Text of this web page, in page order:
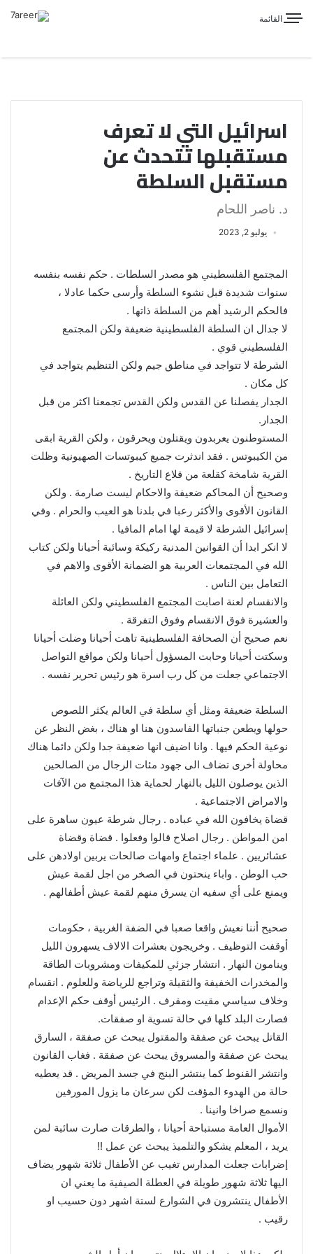
القائمة
اسرائيل التي لا تعرف
مستقبلها تتحدث عن
مستقبل السلطة
د. ناصر اللحام
يوليو 2, 2023
المجتمع الفلسطيني هو مصدر السلطات . حكم نفسه بنفسه
سنوات شديدة قبل نشوء السلطة وأرسى حكما عادلا ،
فالحكم الرشيد أهم من السلطة ذاتها .
لا جدال ان السلطة الفلسطينية ضعيفة ولكن المجتمع
الفلسطيني قوي .
الشرطة لا تتواجد في مناطق جيم ولكن التنظيم يتواجد في
كل مكان .
الجدار يفصلنا عن القدس ولكن القدس تجمعنا اكثر من قبل
الجدار.
المستوطنون يعربدون ويقتلون ويحرقون ، ولكن القرية ابقى
من الكيبوتس . فقد اندثرت جميع كيبوتسات الصهيونية وظلت
القرية شامخة كقلعة من قلاع التاريخ .
وصحيح أن المحاكم ضعيفة والاحكام ليست صارمة . ولكن
القانون الأقوى والأكثر رعبا في بلدنا هو العيب والحرام . وفي
إسرائيل الشرطة لا قيمة لها امام المافيا .
لا انكر ابدا أن القوانين المدنية ركيكة وسائبة أحيانا ولكن كتاب
الله في المجتمعات العربية هو الضمانة الأقوى والاهم في
التعامل بين الناس .
والانقسام لعنة اصابت المجتمع الفلسطيني ولكن العائلة
والعشيرة فوق الانقسام وفوق التفرقة .
نعم صحيح أن الصحافة الفلسطينية تاهت أحيانا وضلت أحيانا
وسكتت أحيانا وحابت المسؤول أحيانا ولكن مواقع التواصل
الاجتماعي جعلت من كل رب اسرة هو رئيس تحرير نفسه .
السلطة ضعيفة ومثل أي سلطة في العالم يكثر اللصوص
حولها ويطعن جنباتها الفاسدون هنا او هناك ، بغض النظر عن
نوعية الحكم فيها . وانا اضيف انها ضعيفة جدا ولكن دائما هناك
محاولة أخرى تضاف الى جهود مئات الرجال من الصالحين
الذين يوصلون الليل بالنهار لحماية هذا المجتمع من الآفات
والامراض الاجتماعية .
قضاة يخافون الله في عباده . رجال شرطة عيون ساهرة على
امن المواطن . رجال اصلاح قالوا وفعلوا . قضاة وقضاة
عشائريين . علماء اجتماع وامهات صالحات يربين اولادهن على
حب الوطن . واباء ينحتون في الصخر من اجل لقمة عيش
ويمنع على أي سفيه ان يسرق منهم لقمة عيش أطفالهم .
صحيح أننا نعيش واقعا صعبا في الضفة الغربية ، حكومات
أوقفت التوظيف . وخريجون بعشرات الالاف يسهرون الليل
وينامون النهار . انتشار جزئي للمكيفات ومشروبات الطاقة
والمخدرات الخفيفة والثقيلة وتراجع للرياضة وللعلوم . انقسام
وخلاف سياسي مقيت ومقرف . الرئيس أوقف حكم الإعدام
فصارت البلد كلها في حالة تسوية او صفقات.
القاتل يبحث عن صفقة والمقتول يبحث عن صفقة ، السارق
يبحث عن صفقة والمسروق يبحث عن صفقة . فغاب القانون
وانتشر القنوط كما ينتشر البنج في جسد المريض . قد يعطيه
حالة من الهدوء المؤقت لكن سرعان ما يزول المورفين
ونسمع صراخا وانينا .
الأموال العامة مستباحة أحيانا ، والطرقات صارت سائبة لمن
يريد ، المعلم يشكو والتلميذ يبحث عن عمل !!
إضرابات جعلت المدارس تغيب عن الأطفال ثلاثة شهور يضاف
اليها ثلاثة شهور طويلة في العطلة الصيفية ما يعني ان
الأطفال ينتشرون في الشوارع لستة اشهر دون حسيب او
رقيب .